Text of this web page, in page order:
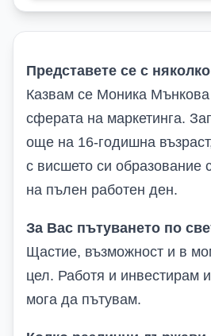
Представете се с
Казвам се Моника Мънкова
сферата на маркетинга.
още на 16-годишна
с висшето си образование
на пълен работен ден.
За Вас пътуването по
Щастие, възможност и в
цел. Работя и инвестирам
мога да пътувам.